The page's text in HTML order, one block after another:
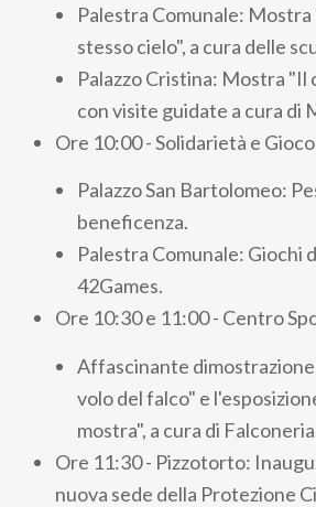
Palestra Comunale:
stesso cielo", a cura delle
Palazzo Cristina: Mostra "Il
con visite guidate a cura di
Ore 10:00 - Solidarietà e
Palazzo San Bartolomeo:
beneficenza.
Palestra Comunale: Giochi
42Games.
Ore 10:30 e 11:00 - Centro
Affascinante
volo del falco" e
mostra", a cura di
Ore 11:30 - Pizzotorto:
nuova sede della Protezione